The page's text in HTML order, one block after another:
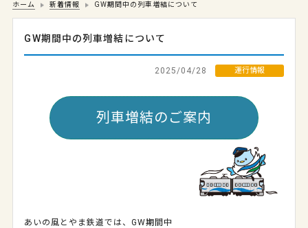
ホーム 新着情報 GW期間中の列車増結について
GW期間中の列車増結について
2025/04/28 運行情報
列車増結のご案内
あいの風とやま鉄道では、GW期間中